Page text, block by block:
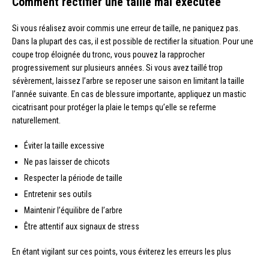
Si vous réalisez avoir commis une erreur de taille, ne paniquez pas.
Dans la plupart des cas, il est possible de rectifier la situation. Pour une
coupe trop éloignée du tronc, vous pouvez la rapprocher
progressivement sur plusieurs années. Si vous avez taillé trop
sévèrement, laissez l’arbre se reposer une saison en limitant la taille
l’année suivante. En cas de blessure importante, appliquez un mastic
cicatrisant pour protéger la plaie le temps qu’elle se referme
naturellement.
Éviter la taille excessive
Ne pas laisser de chicots
Respecter la période de taille
Entretenir ses outils
Maintenir l’équilibre de l’arbre
Être attentif aux signaux de stress
En étant vigilant sur ces points, vous éviterez les erreurs les plus